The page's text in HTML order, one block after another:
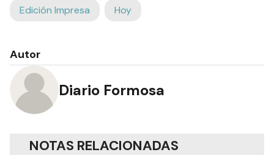
Edición Impresa Hoy
Autor
Diario Formosa
NOTAS RELACIONADAS